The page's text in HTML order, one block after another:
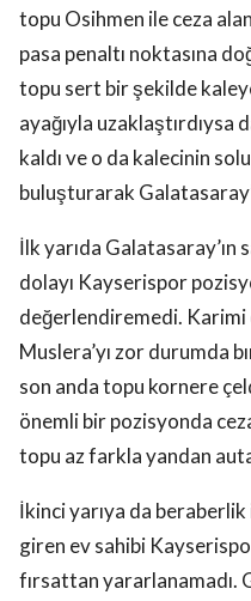
topu Osihmen ile ceza
pasa penaltı noktasına
topu sert bir şekilde
ayağıyla uzaklaştırdıysa
kaldı ve o da kalecinin
buluşturarak
İlk yarıda Galatasaray’ın
dolayı Kayserispor
değerlendiremedi. Karimi
Muslera’yı zor durumda
son anda topu kornere
önemli bir pozisyonda
topu az farkla yandan
İkinci yarıya da
giren ev sahibi
fırsattan yararlanamadı.